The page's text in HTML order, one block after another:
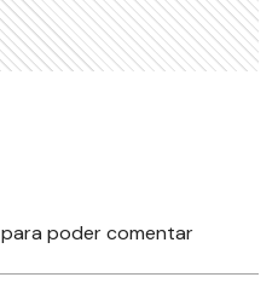
para poder comentar